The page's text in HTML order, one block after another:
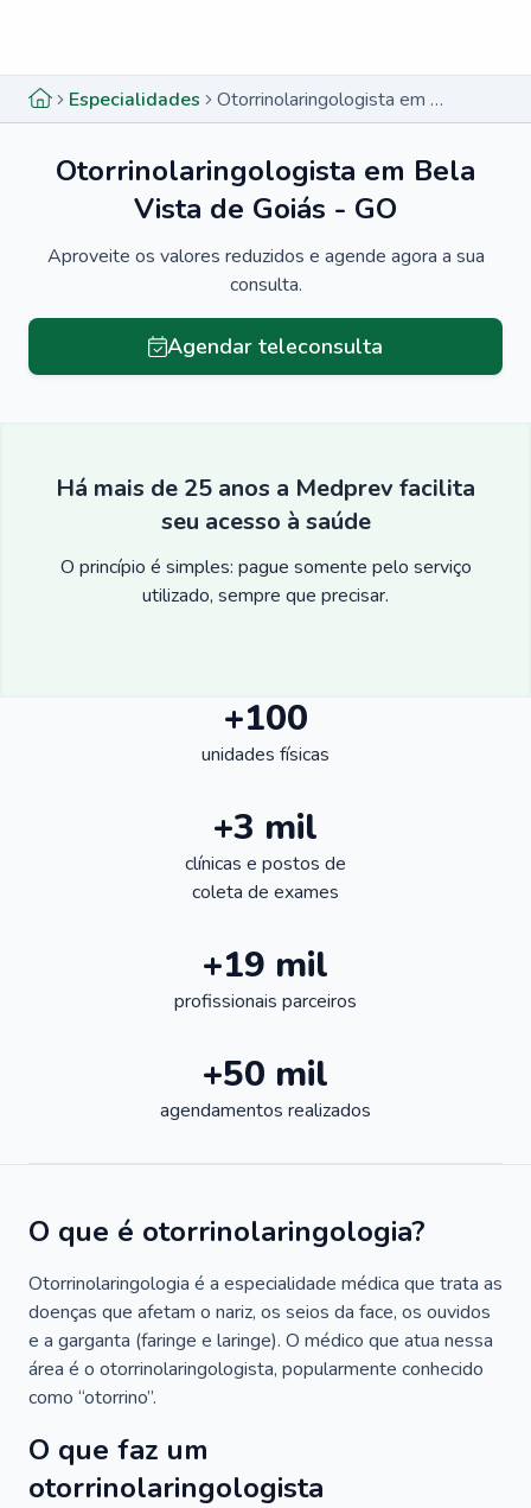
Especialidades Otorrinolaringologista em Bela Vista de Goiás - GO
Otorrinolaringologista em Bela
Vista de Goiás - GO
Aproveite os valores reduzidos e agende agora a sua
consulta.
Agendar teleconsulta
Há mais de 25 anos a Medprev facilita
seu acesso à saúde
O princípio é simples: pague somente pelo serviço
utilizado, sempre que precisar.
+100
unidades físicas
+3 mil
clínicas e postos de
coleta de exames
+19 mil
profissionais parceiros
+50 mil
agendamentos realizados
O que é otorrinolaringologia?
Otorrinolaringologia é a especialidade médica que trata as
doenças que afetam o nariz, os seios da face, os ouvidos
e a garganta (faringe e laringe). O médico que atua nessa
área é o otorrinolaringologista, popularmente conhecido
como “otorrino”.
O que faz um
otorrinolaringologista